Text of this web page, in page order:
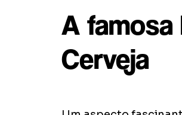
A famosa
Cerveja